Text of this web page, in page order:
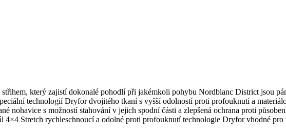
který zajistí dokonalé pohodlí při jakémkoli pohybu Nordblanc District jsou
technologií Dryfor dvojitého tkaní s vyšší odolností proti profouknutí a
s možností stahování v jejich spodní části a zlepšená ochrana proti
Stretch rychleschnoucí a odolné proti profouknutí technologie Dryfor vhodné